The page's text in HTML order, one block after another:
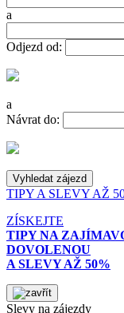
a
Odjezd od:
a
Návrat do:
TIPY A SLEVY AŽ
ZÍSKEJTE
TIPY NA
DOVOLENOU
A SLEVY AŽ 50%
Slevy na zájezdy